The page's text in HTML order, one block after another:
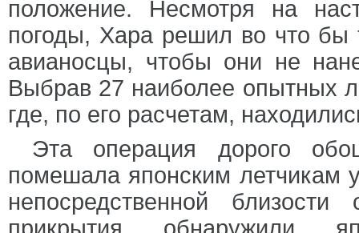
положение. Несмотря на
погоды, Хара решил во что бы
авианосцы, чтобы они не
Выбрав 27 наиболее опытных
где, по его расчетам,
Эта операция дорого
помешала японским летчикам
непосредственной